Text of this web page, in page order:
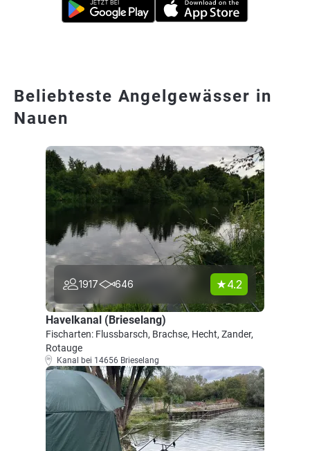
Beliebteste Angelgewässer in
Nauen
1917 646 4.2
Havelkanal (Brieselang)
Fischarten: Flussbarsch, Brachse, Hecht, Zander,
Rotauge
Kanal bei 14656 Brieselang